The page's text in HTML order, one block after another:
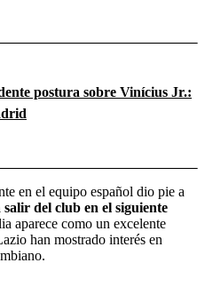
postura sobre Vinícius Jr.:
en el equipo español dio pie a
del club en el siguiente
aparece como un excelente
han mostrado interés en